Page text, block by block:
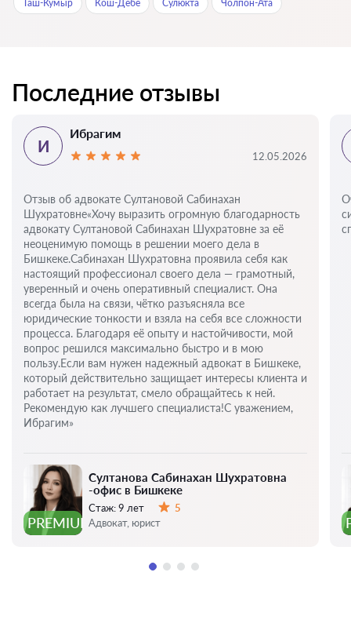
Таш-Кумыр Кош-Дебе Сулюкта Чолпон-Ата
Последние отзывы
PREMIUM
Султанова Сабинахан Шухратовна
-офис в Бишкеке
Стаж:9 лет
Оценка:
5
Адвокат, юрист
И
Ибрагим
12.05.2026
Отзыв об адвокате Султановой Сабинахан
Шухратовне«Хочу выразить огромную благодарность
адвокату Султановой Сабинахан Шухратовне за её
неоценимую помощь в решении моего дела в
Бишкеке.Сабинахан Шухратовна проявила себя как
настоящий профессионал своего дела — грамотный,
уверенный и очень оперативный специалист. Она
всегда была на связи, чётко разъясняла все
юридические тонкости и взяла на себя все сложности
процесса. Благодаря её опыту и настойчивости, мой
вопрос решился максимально быстро и в мою
пользу.Если вам нужен надежный адвокат в Бишкеке,
который действительно защищает интересы клиента и
работает на результат, смело обращайтесь к ней.
Рекомендую как лучшего специалиста!С уважением,
Ибрагим»